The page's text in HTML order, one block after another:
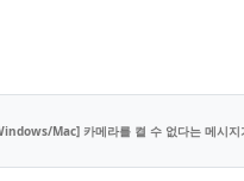
Mac] 카메라를 켤 수 없다는 메시지